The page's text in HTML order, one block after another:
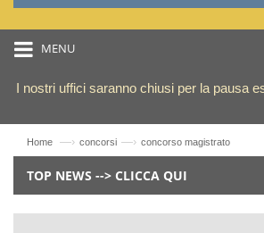
MENU
I nostri uffici saranno chiusi per la pausa
Home —› concorsi —› concorso magistrato
TOP NEWS --> CLICCA QUI